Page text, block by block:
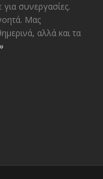
συνεργασίες.
Μας
αλλά και τα